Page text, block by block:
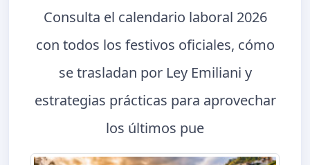
Consulta el calendario laboral 2026
con todos los festivos oficiales, cómo
se trasladan por Ley Emiliani y
estrategias prácticas para aprovechar
los últimos pue